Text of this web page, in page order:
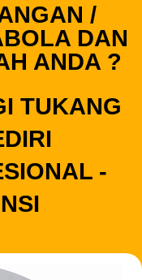
/
DAN
ANDA ?
TUKANG
-